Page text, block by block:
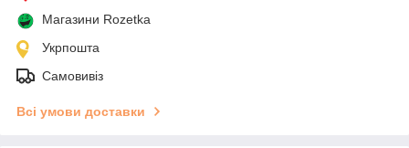
Магазини Rozetka
Укрпошта
Самовивіз
Всі умови доставки